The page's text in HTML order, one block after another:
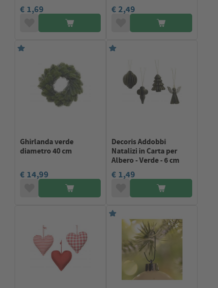
€ 1,69 € 2,49
Ghirlanda verde
diametro 40 cm
€ 14,99
Decoris Addobbi
Natalizi in Carta per
Albero - Verde - 6 cm
€ 1,49